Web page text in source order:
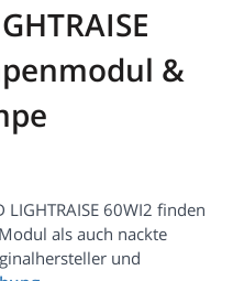
&
LIGHTRAISE 60WI2 finden
als auch nackte
und